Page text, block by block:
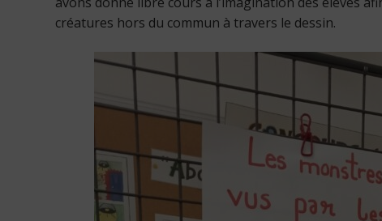
créatures hors du commun à travers le dessin.